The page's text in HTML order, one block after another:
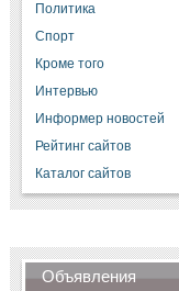
Политика
Спорт
Кроме того
Интервью
Информер новостей
Рейтинг сайтов
Каталог сайтов
Объявления